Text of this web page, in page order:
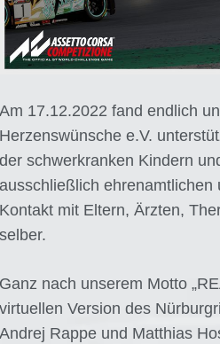
Am 17.12.2022 fand endlich
Herzenswünsche e.V.
der schwerkranken Kindern
ausschließlich ehrenamtlichen
Kontakt mit Eltern, Ärzten,
selber.
Ganz nach unserem Motto
virtuellen Version des
Andrej Rappe und Matthias